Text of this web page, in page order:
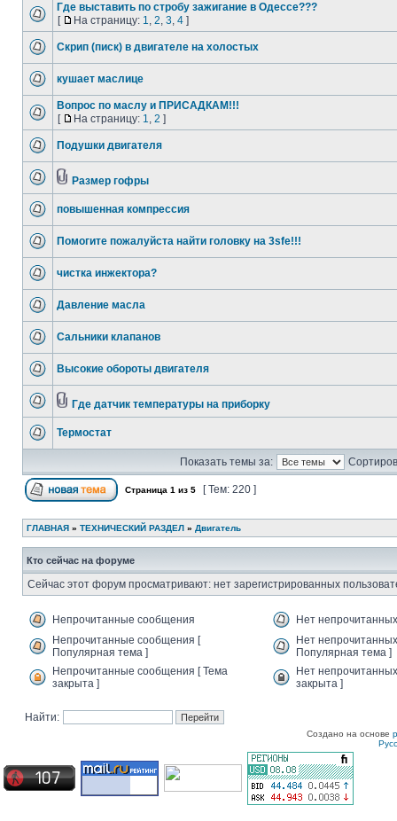
Где выставить по стробу зажигание в Одессе???
[
На страницу: 1, 2, 3, 4 ]
Скрип (писк) в двигателе на холостых
кушает маслице
Вопрос по маслу и ПРИСАДКАМ!!!
[
На страницу: 1, 2 ]
Подушки двигателя
Размер гофры
повышенная компрессия
Помогите пожалуйста найти головку на 3sfe!!!
чистка инжектора?
Давление масла
Сальники клапанов
Высокие обороты двигателя
Где датчик температуры на приборку
Термостат
Показать темы за:
Страница 1 из 5 [ Тем: 220 ]
ГЛАВНАЯ » ТЕХНИЧЕСКИЙ РАЗДЕЛ » Двигатель
Кто сейчас на форуме
Сейчас этот форум просматривают: нет зарегистрированных
Непрочитанные сообщения
Нет
Непрочитанные сообщения [
Популярная тема ]
Нет
Популярная тема ]
Непрочитанные сообщения [ Тема
закрыта ]
Нет
закрыта ]
Найти:
Создано на основе